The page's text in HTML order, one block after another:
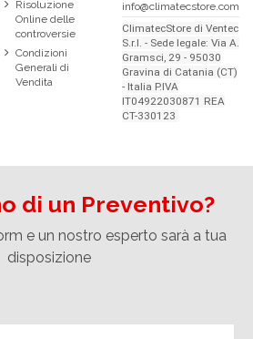
Risoluzione
Online delle
controversie
Condizioni
Generali di
Vendita
info@climatecstore.com
ClimatecStore di Ventec
S.r.l. - Sede legale: Via A.
Gramsci, 29 - 95030
Gravina di Catania (CT)
- Italia P.IVA
IT04922030871 REA
CT-330123
di un Preventivo?
e un nostro esperto sarà a tua
disposizione